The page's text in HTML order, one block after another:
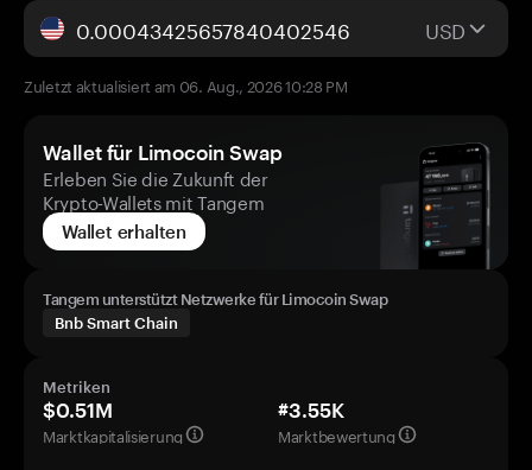
USD
Zuletzt aktualisiert am 06. Aug., 2026 10:28 PM
Wallet für Limocoin Swap
Erleben Sie die Zukunft der
Krypto-Wallets mit Tangem
Wallet erhalten
Tangem unterstützt Netzwerke für Limocoin Swap
Bnb Smart Chain
Metriken
$0.51M
Marktkapitalisierung
#3.55K
Marktbewertung